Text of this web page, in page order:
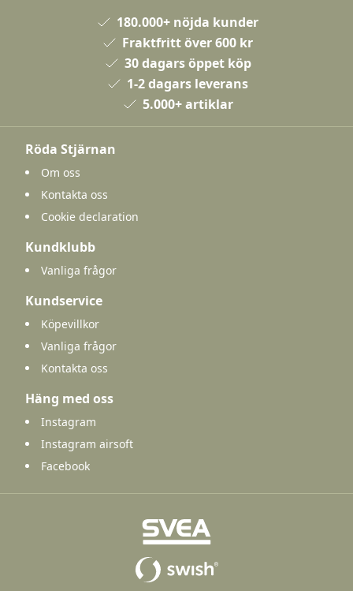
180.000+ nöjda kunder
Fraktfritt över 600 kr
30 dagars öppet köp
1-2 dagars leverans
5.000+ artiklar
Röda Stjärnan
Om oss
Kontakta oss
Cookie declaration
Kundklubb
Vanliga frågor
Kundservice
Köpevillkor
Vanliga frågor
Kontakta oss
Häng med oss
Instagram
Instagram airsoft
Facebook